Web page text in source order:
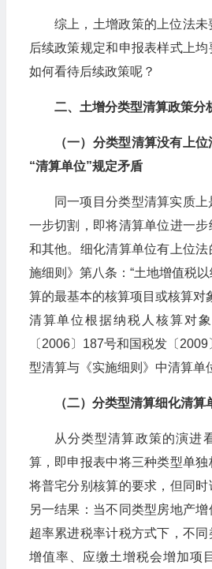
综上，土增政策的上位法
后续政策规定和申报表样式上
如何看待后续政策呢？
二、土增分类型清算政策分
（一）分类型清算没有上
“清算单位”规定矛盾
同一项目分类型清算实质
一步切割，即将清算单位进一
和其他。细化清算单位有上位
施细则》第八条：“土地增值税
算的最基本的核算项目或核算对
清算单位根据纳税人核算对
〔2006〕187号和国税发〔
型清算与《实施细则》中清算单
（二）分类型清算细化清算
从分类型清算政策的演进
算，即申报表中将三种类型单
将普宅分别核算的要求，但同
另一结果：当不同类型房地产
超率累进税率计税方式下，不
增值率、应缴土增税会增加项